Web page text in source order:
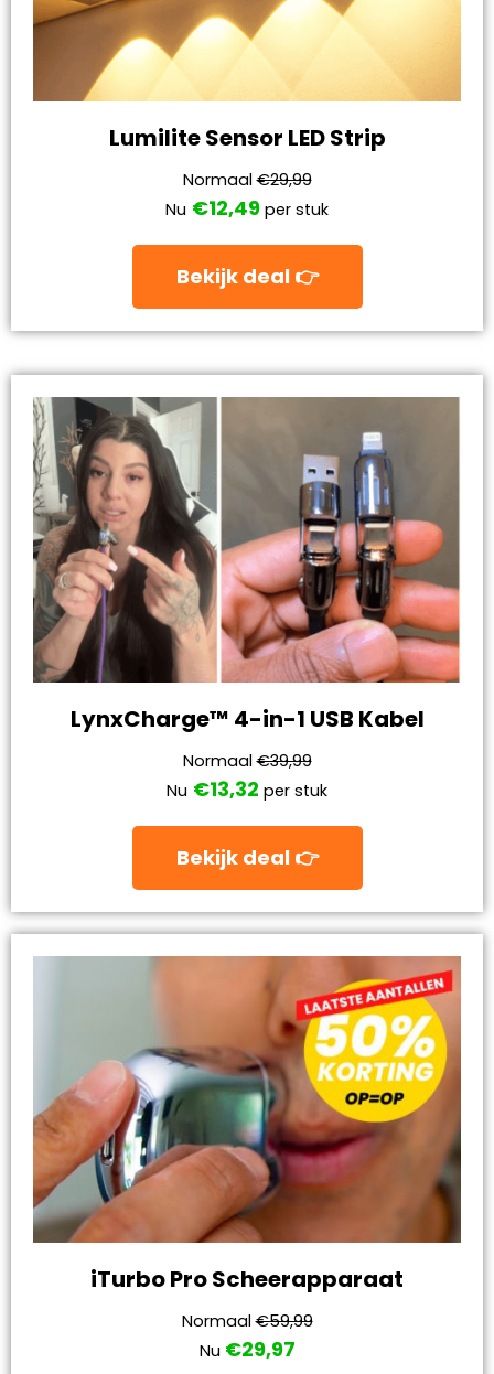
Lumilite Sensor LED Strip
Normaal€29,99
Nu €12,49 per stuk
Bekijk deal 👉
LynxCharge™ 4-in-1 USB Kabel
Normaal€39,99
Nu €13,32 per stuk
Bekijk deal 👉
iTurbo Pro Scheerapparaat
Normaal€59,99
Nu €29,97